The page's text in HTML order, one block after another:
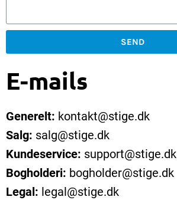
SEND
E-mails
Generelt: kontakt@stige.dk
Salg: salg@stige.dk
Kundeservice: support@stige.dk
Bogholderi: bogholder@stige.dk
Legal: legal@stige.dk